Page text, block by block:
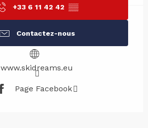
+33 6 11 42 42 ▒▒
Contactez-nous
www.skidreams.eu
Page Facebook